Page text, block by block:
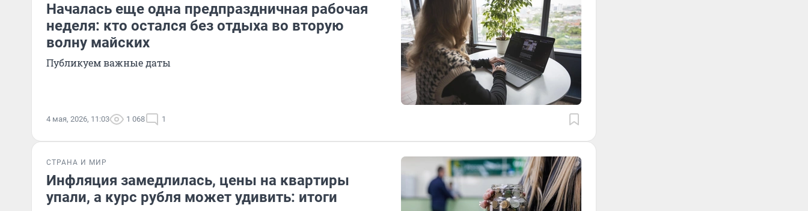
Началась еще одна предпраздничная рабочая
неделя: кто остался без отдыха во вторую
волну майских
Публикуем важные даты
4 мая, 2026, 11:03 1 068 1
СТРАНА И МИР
Инфляция замедлилась, цены на квартиры
упали, а курс рубля может удивить: итоги